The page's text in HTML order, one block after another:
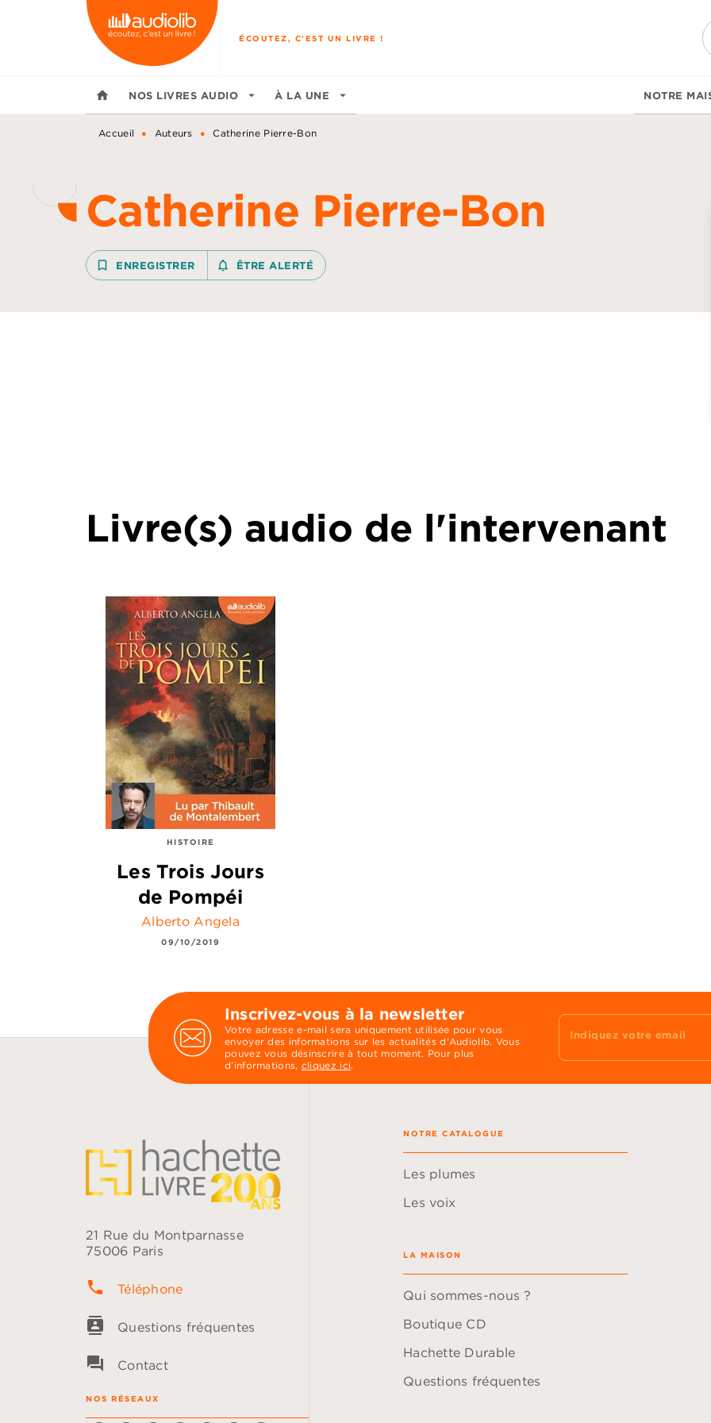
MENU RECHERCHE
ÉCOUTEZ, C'EST UN LIVRE !
home NOS LIVRES AUDIO arrow_drop_down À LA UNE arrow_drop_down NOTRE
Accueil • Auteurs • Catherine Pierre-Bon
Catherine Pierre-Bon
bookmark_border ENREGISTRER notifications_none_outlined
ÊTRE ALERTÉ
Livre(s) audio de l'intervenant
HISTOIRE
Les Trois Jours
de Pompéi
Alberto Angela
09/10/2019
Inscrivez-vous à la newsletter
Votre adresse e-mail sera uniquement utilisée pour vous
envoyer des informations sur les actualités d'Audiolib. Vous
pouvez vous désinscrire à tout moment. Pour plus
d’informations, cliquez ici.
Indiquez votre email
21 Rue du Montparnasse
75006 Paris
phone Téléphone
contacts Questions fréquentes
question_answer Contact
NOS RÉSEAUX
NOTRE CATALOGUE
Les plumes
Les voix
LA MAISON
Qui sommes-nous ?
Boutique CD
Hachette Durable
Questions fréquentes